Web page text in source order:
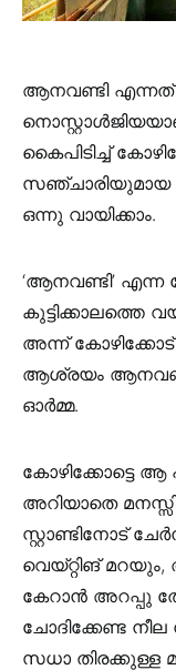
ആനവണ്ടി എന്നത്
കൈപിടിച്ച്
സഞ്ചാരിയുമായ
ഒന്നു വായിക്കാം.
‘ആനവണ്ടി’
കുട്ടിക്കാലത്തെ
അന്ന്
ആശ്രയം
ഓർമ്മ.
കോഴിക്കോട്ടെ ആ
അറിയാതെ
സ്റ്റാണ്ടിനോട്
വെയ്റ്റിങ് മറയും,
കേറാൻ അറപ്പു
ചോദിക്കേണ്ട
സധാ തിരക്കുള്ള